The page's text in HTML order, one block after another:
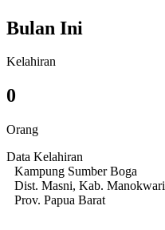
Bulan Ini
Kelahiran
0
Orang
Data Kelahiran
Kampung Sumber Boga
Dist. Masni, Kab. Manokwari
Prov. Papua Barat